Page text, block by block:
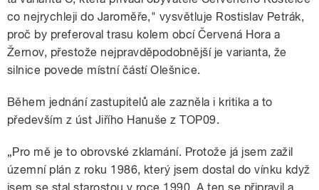
co nejrychleji do Jaroměře," vysvětluje Rostislav Petrák,
proč by preferoval trasu kolem obcí Červená Hora a
Žernov, přestože nejpravděpodobnější je varianta, že
silnice povede místní částí Olešnice.
Během jednání zastupitelů ale zazněla i kritika a to
především z úst Jiřího Hanuše z TOP09.
„Pro mě je to obrovské zklamání. Protože já jsem zažil
územní plán z roku 1986, který jsem dostal do vínku když